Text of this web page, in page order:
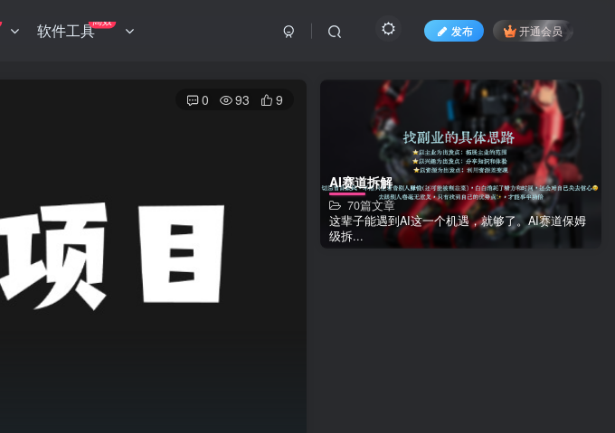
软件工具高效
发布 开通会员
0 93 9
AI赛道拆解
70篇文章
这辈子能遇到AI这一个机遇，就够了。AI赛道保姆
级拆...